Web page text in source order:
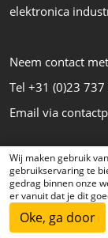
Wij maken gebruik
gebruikservaring te
gedrag binnen onze
er vanuit dat je dit
Oke, ga door
elektronica
Neem contact
Tel +31 (0)23
Email via
KENNISDOSSIERS
INDUSTRIËLE
SENSOREN